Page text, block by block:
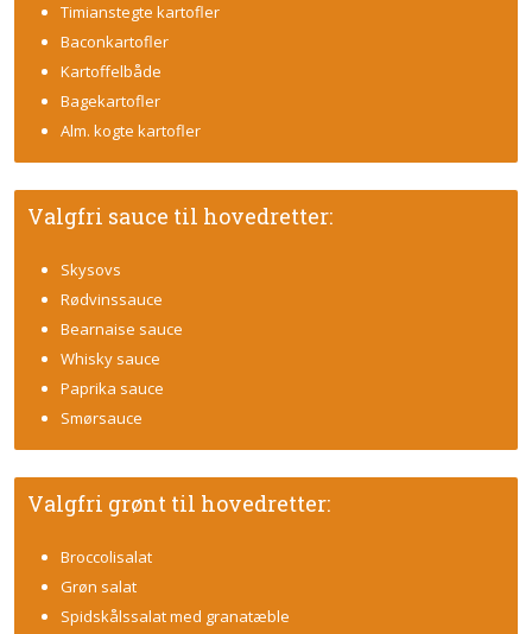
Timianstegte kartofler
Baconkartofler
Kartoffelbåde
Bagekartofler
Alm. kogte kartofler
​Valgfri sauce til hovedretter:
Skysovs
Rødvinssauce
Bearnaise sauce
Whisky sauce
Paprika sauce
Smørsauce
​Valgfri grønt til hovedretter:
Broccolisalat
Grøn salat
Spidskålssalat med granatæble